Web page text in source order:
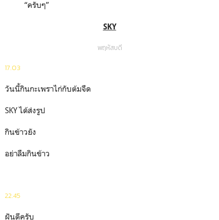
“ครับๆ”
SKY
พฤหัสบดี
17.03
วันนี้กินกะเพราไก่กับต้มจืด
SKY ได้ส่งรูป
กินข้าวยัง
อย่าลืมกินข้าว
22.45
ฝันดีครับ